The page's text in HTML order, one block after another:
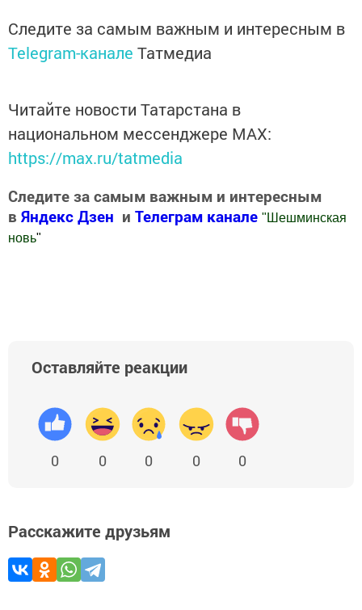
Следите за самым важным и интересным в
Telegram-канале Татмедиа
Читайте новости Татарстана в
национальном мессенджере MАХ:
https://max.ru/tatmedia
Следите за самым важным и интересным
в Яндекс Дзен и Телеграм канале " Шешминская
новь"
Оставляйте реакции
0 0 0 0 0
Расскажите друзьям